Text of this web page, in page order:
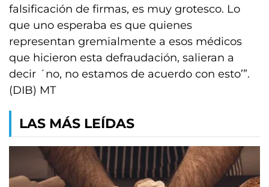
falsificación de firmas, es muy grotesco. Lo
que uno esperaba es que quienes
representan gremialmente a esos médicos
que hicieron esta defraudación, salieran a
decir ´no, no estamos de acuerdo con esto’”.
(DIB) MT
LAS MÁS LEÍDAS